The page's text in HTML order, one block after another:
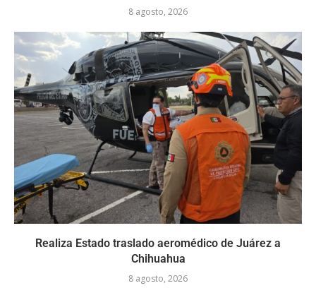
8 agosto, 2026
Realiza Estado traslado aeromédico de Juárez a
Chihuahua
8 agosto, 2026